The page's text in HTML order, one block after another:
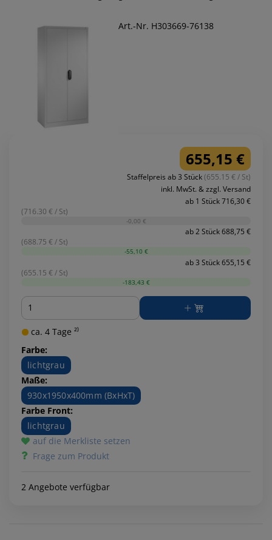
Art.-Nr. H303669-76138
655,15 €
Staffelpreis ab 3 Stück(655.15 € / St)
inkl. MwSt. & zzgl. Versand
ab 1 Stück 716,30 €
(716.30 € / St)
-0,00 €
ab 2 Stück 688,75 €
(688.75 € / St)
-55,10 €
ab 3 Stück 655,15 €
(655.15 € / St)
-183,43 €
Menge
ca. 4 Tage ²⁾
Farbe:
lichtgrau
Maße:
930x1950x400mm (BxHxT)
Farbe Front:
lichtgrau
auf die Merkliste setzen
Frage zum Produkt
2 Angebote verfügbar